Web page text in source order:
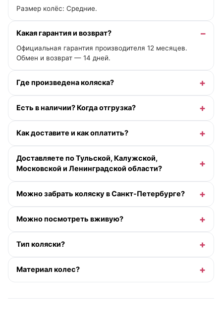
Размер колёс: Средние.
Какая гарантия и возврат?
Официальная гарантия производителя 12 месяцев.
Обмен и возврат — 14 дней.
Где произведена коляска?
Есть в наличии? Когда отгрузка?
Как доставите и как оплатить?
Доставляете по Тульской, Калужской,
Московской и Ленинградской области?
Можно забрать коляску в Санкт-Петербурге?
Можно посмотреть вживую?
Тип коляски?
Материал колес?